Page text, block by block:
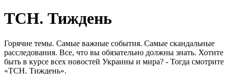
ТСН. Тиждень
Горячие темы. Самые важные события. Самые скандальные
расследования. Все, что вы обязательно должны знать. Хотите
быть в курсе всех новостей Украины и мира? - Тогда смотрите
«ТСН. Тиждень».